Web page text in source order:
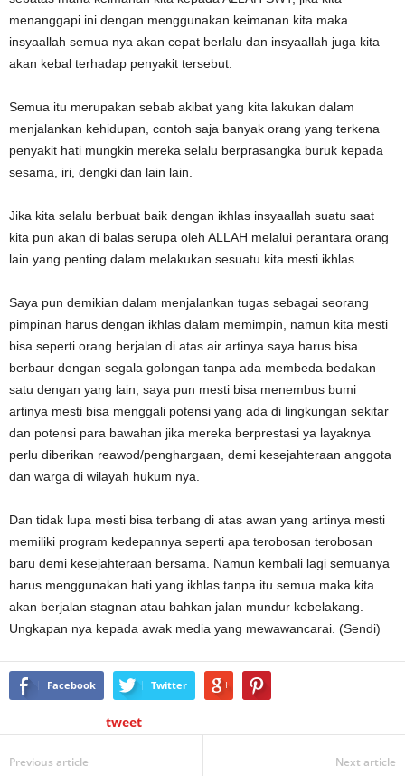
menanggapi ini dengan menggunakan keimanan kita maka
insyaallah semua nya akan cepat berlalu dan insyaallah juga kita
akan kebal terhadap penyakit tersebut.
Semua itu merupakan sebab akibat yang kita lakukan dalam
menjalankan kehidupan, contoh saja banyak orang yang terkena
penyakit hati mungkin mereka selalu berprasangka buruk kepada
sesama, iri, dengki dan lain lain.
Jika kita selalu berbuat baik dengan ikhlas insyaallah suatu saat
kita pun akan di balas serupa oleh ALLAH melalui perantara orang
lain yang penting dalam melakukan sesuatu kita mesti ikhlas.
Saya pun demikian dalam menjalankan tugas sebagai seorang
pimpinan harus dengan ikhlas dalam memimpin, namun kita mesti
bisa seperti orang berjalan di atas air artinya saya harus bisa
berbaur dengan segala golongan tanpa ada membeda bedakan
satu dengan yang lain, saya pun mesti bisa menembus bumi
artinya mesti bisa menggali potensi yang ada di lingkungan sekitar
dan potensi para bawahan jika mereka berprestasi ya layaknya
perlu diberikan reawod/penghargaan, demi kesejahteraan anggota
dan warga di wilayah hukum nya.
Dan tidak lupa mesti bisa terbang di atas awan yang artinya mesti
memiliki program kedepannya seperti apa terobosan terobosan
baru demi kesejahteraan bersama. Namun kembali lagi semuanya
harus menggunakan hati yang ikhlas tanpa itu semua maka kita
akan berjalan stagnan atau bahkan jalan mundur kebelakang.
Ungkapan nya kepada awak media yang mewawancarai. (Sendi)
Facebook Twitter
tweet
Previous article Next article